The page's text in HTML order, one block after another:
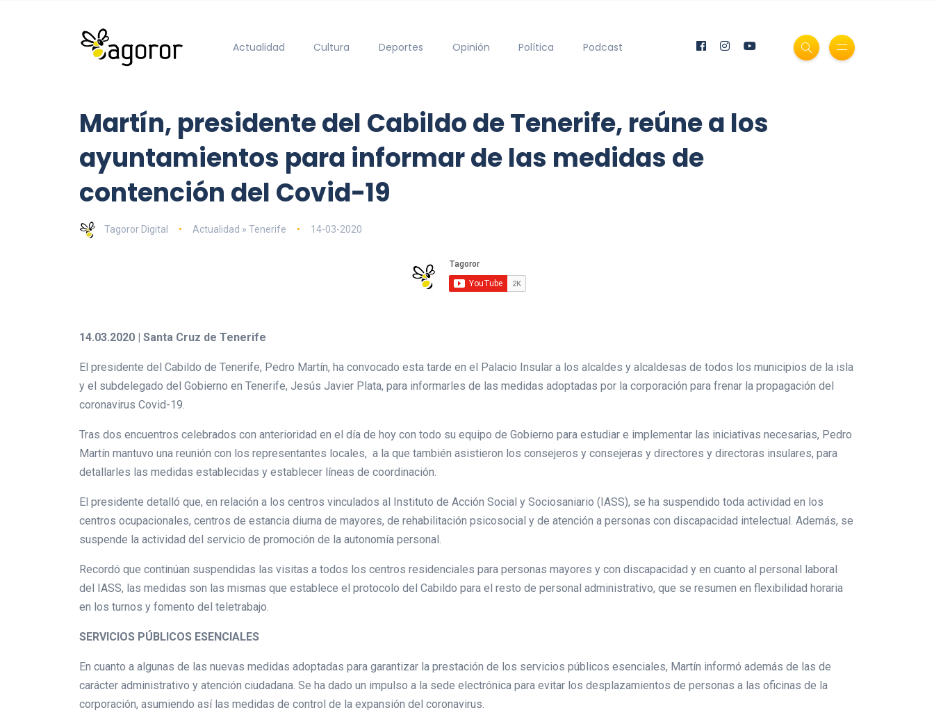
Actualidad Cultura Deportes Opinión Política Podcast
Martín, presidente del Cabildo de Tenerife, reúne a los
ayuntamientos para informar de las medidas de
contención del Covid-19
Tagoror Digital Actualidad » Tenerife 14-03-2020
14.03.2020 | Santa Cruz de Tenerife
El presidente del Cabildo de Tenerife, Pedro Martín, ha convocado esta tarde en el Palacio Insular a los alcaldes y alcaldesas de todos los municipios de la isla
y el subdelegado del Gobierno en Tenerife, Jesús Javier Plata, para informarles de las medidas adoptadas por la corporación para frenar la propagación del
coronavirus Covid-19.
Tras dos encuentros celebrados con anterioridad en el día de hoy con todo su equipo de Gobierno para estudiar e implementar las iniciativas necesarias, Pedro
Martín mantuvo una reunión con los representantes locales, a la que también asistieron los consejeros y consejeras y directores y directoras insulares, para
detallarles las medidas establecidas y establecer líneas de coordinación.
El presidente detalló que, en relación a los centros vinculados al Instituto de Acción Social y Sociosaniario (IASS), se ha suspendido toda actividad en los
centros ocupacionales, centros de estancia diurna de mayores, de rehabilitación psicosocial y de atención a personas con discapacidad intelectual. Además, se
suspende la actividad del servicio de promoción de la autonomía personal.
Recordó que continúan suspendidas las visitas a todos los centros residenciales para personas mayores y con discapacidad y en cuanto al personal laboral
del IASS, las medidas son las mismas que establece el protocolo del Cabildo para el resto de personal administrativo, que se resumen en flexibilidad horaria
en los turnos y fomento del teletrabajo.
SERVICIOS PÚBLICOS ESENCIALES
En cuanto a algunas de las nuevas medidas adoptadas para garantizar la prestación de los servicios públicos esenciales, Martín informó además de las de
carácter administrativo y atención ciudadana. Se ha dado un impulso a la sede electrónica para evitar los desplazamientos de personas a las oficinas de la
corporación, asumiendo así las medidas de control de la expansión del coronavirus.